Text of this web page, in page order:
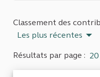
Classement des
Les plus récentes
Résultats par page : 20